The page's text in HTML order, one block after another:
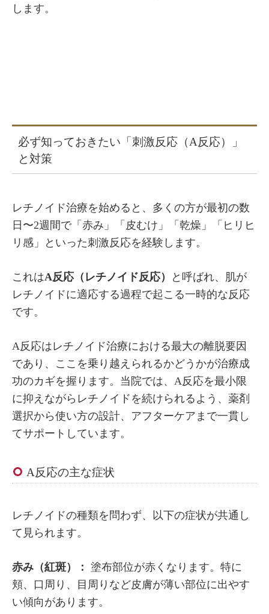
します。
必ず知っておきたい「刺激反応（A反応）」
と対策
レチノイド治療を始めると、多くの方が最初の数
日〜2週間で「赤み」「皮むけ」「乾燥」「ヒリヒ
リ感」といった刺激反応を経験します。
これはA反応（レチノイド反応）
と呼ばれ、肌が
レチノイドに適応する過程で起こる一時的な反応
です。
A反応はレチノイド治療における最大の離脱要因
であり、ここを乗り越えられるかどうかが治療成
功のカギを握ります。当院では、A反応を最小限
に抑えながらレチノイドを続けられるよう、薬剤
選択から使い方の設計、アフターケアまで一貫し
てサポートしています。
A反応の主な症状
レチノイドの種類を問わず、以下の症状が共通し
て見られます。
赤み（紅斑）： 塗布部位が赤くなります。特に
頬、口周り、目周りなど皮膚が薄い部位に出やす
い傾向があります。